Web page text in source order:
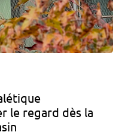
le regard dès la